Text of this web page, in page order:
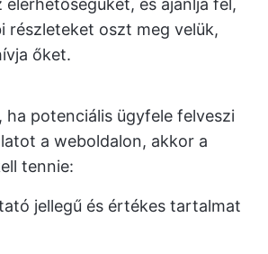
elérhetőségüket, és ajánlja fel,
részleteket oszt meg velük,
őket.
ha potenciális ügyfele felveszi
a weboldalon, akkor a
tennie:
jellegű és értékes tartalmat